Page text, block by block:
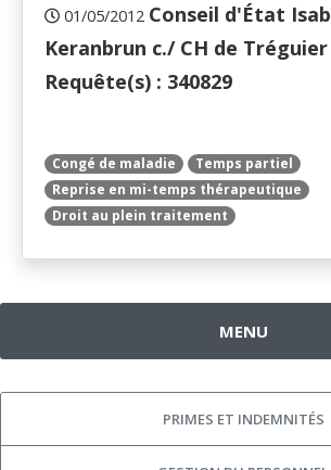
01/05/2012 Conseil d'État
Keranbrun c./ CH de Tréguier
Requête(s) : 340829
Congé de maladie
Temps partiel
Reprise en mi-temps thérapeutique
Droit au plein traitement
MENU
PRIMES ET INDEMNITÉS